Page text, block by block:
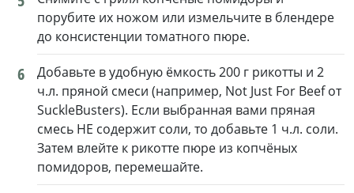
порубите их ножом или измельчите в блендере
до консистенции томатного пюре.
6
Добавьте в удобную ёмкость 200 г рикотты и 2
ч.л. пряной смеси (например, Not Just For Beef от
SuckleBusters). Если выбранная вами пряная
смесь НЕ содержит соли, то добавьте 1 ч.л. соли.
Затем влейте к рикотте пюре из копчёных
помидоров, перемешайте.